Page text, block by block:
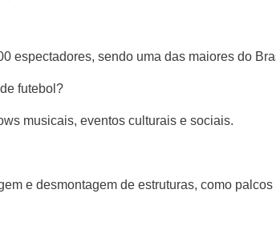
espectadores, sendo uma das maiores do
futebol?
musicais, eventos culturais e sociais.
e desmontagem de estruturas, como palcos